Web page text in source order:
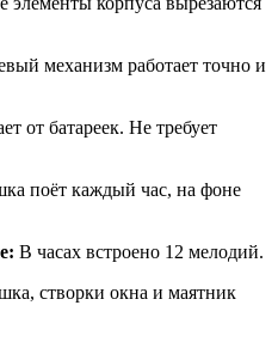
механизм работает точно и
от батареек. Не требует
поёт каждый час, на фоне
В часах встроено 12 мелодий.
створки окна и маятник